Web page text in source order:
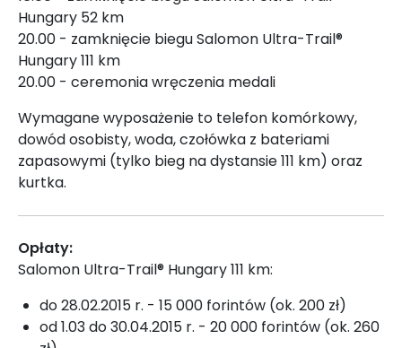
Hungary 52 km
20.00 - zamknięcie biegu Salomon Ultra-Trail®
Hungary 111 km
20.00 - ceremonia wręczenia medali
Wymagane wyposażenie to telefon komórkowy,
dowód osobisty, woda, czołówka z bateriami
zapasowymi (tylko bieg na dystansie 111 km) oraz
kurtka.
Opłaty:
Salomon Ultra-Trail® Hungary 111 km:
do 28.02.2015 r. - 15 000 forintów (ok. 200 zł)
od 1.03 do 30.04.2015 r. - 20 000 forintów (ok. 260